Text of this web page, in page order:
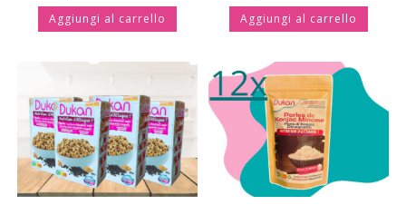
Aggiungi al carrello Aggiungi al carrello